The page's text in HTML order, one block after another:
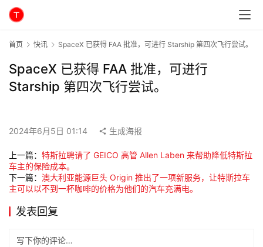
首页 快讯 SpaceX 已获得 FAA 批准，可进行 Starship 第四次飞行尝试。
SpaceX 已获得 FAA 批准，可进行
Starship 第四次飞行尝试。
2024年6月5日 01:14 生成海报
上一篇： 特斯拉聘请了 GEICO 高管 Allen Laben 来帮助降低特斯拉
车主的保险成本。
下一篇： 澳大利亚能源巨头 Origin 推出了一项新服务，让特斯拉车
主可以以不到一杯咖啡的价格为他们的汽车充满电。
发表回复